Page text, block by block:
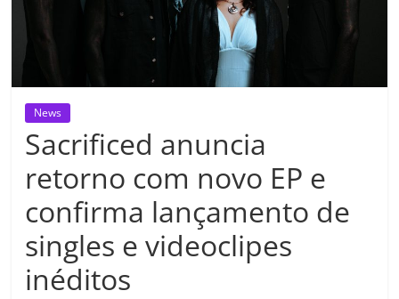
News
Sacrificed anuncia
retorno com novo EP e
confirma lançamento de
singles e videoclipes
inéditos